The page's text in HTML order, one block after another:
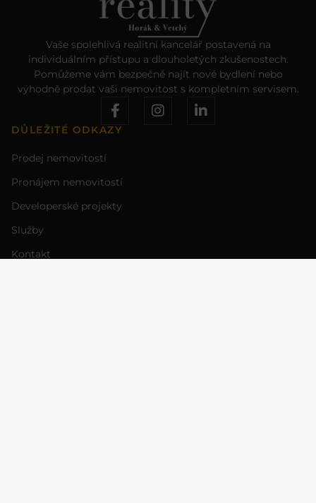
Vaše spolehlivá realitní kancelář postavená na
individuálním přístupu a dlouholetých zkušenostech.
Pomůžeme vám bezpečně najít nové bydlení nebo
výhodně prodat vaši nemovitost s kompletním servisem.
DŮLEŽITÉ ODKAZY
Prodej nemovitostí
Pronájem nemovitostí
Developerské projekty
Služby
Kontakt